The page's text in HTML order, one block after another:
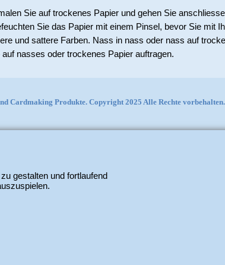
Sie auf trockenes Papier und gehen Sie
Sie das Papier mit einem Pinsel, bevor Sie mit
und sattere Farben. Nass in nass oder nass auf
nasses oder trockenes Papier auftragen.
Cardmaking Produkte. Copyright 2025 Alle Rechte vorbehalten.
gestalten und fortlaufend